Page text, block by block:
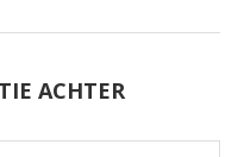
ACHTER